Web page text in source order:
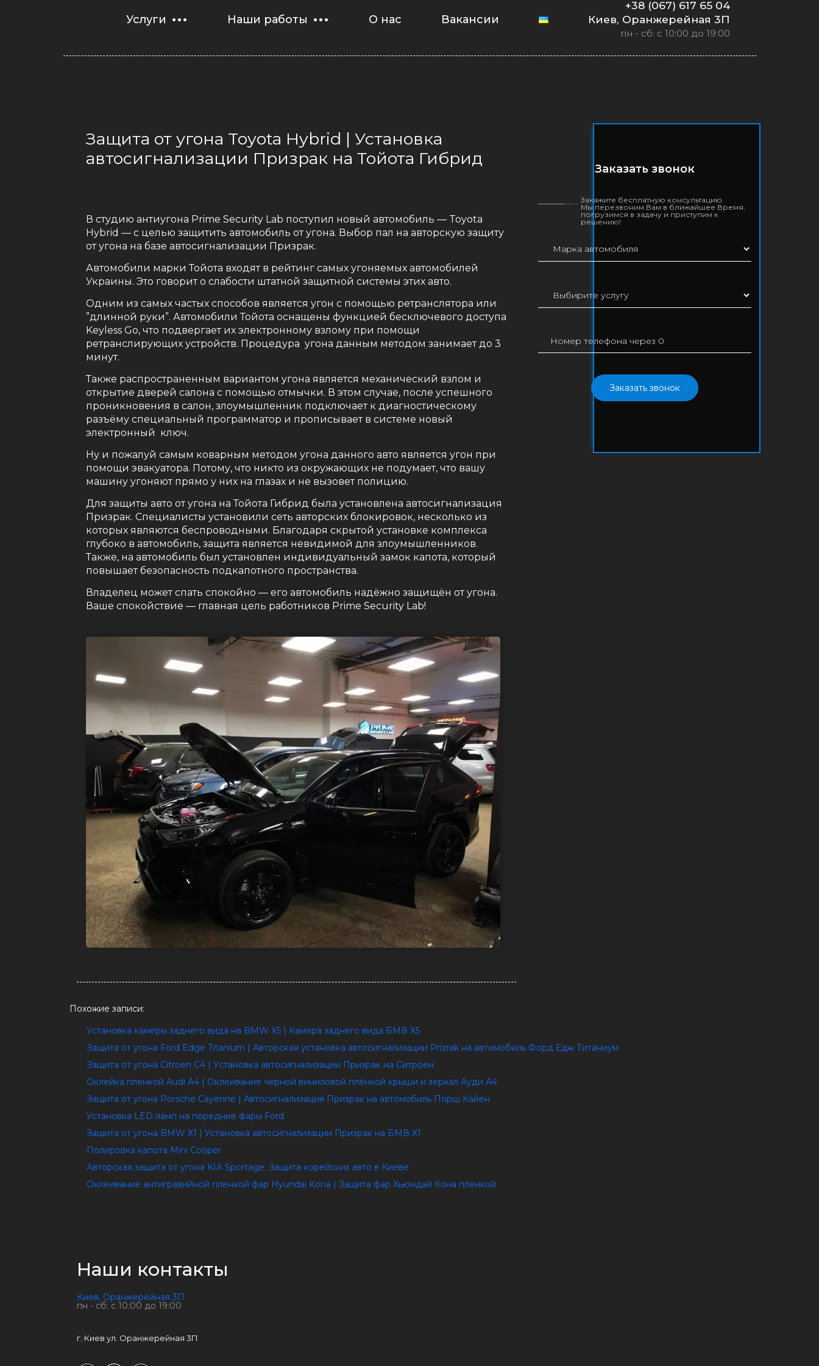
Услуги Наши работы О нас Вакансии
+38 (067) 617 65 04
Киев, Оранжерейная 3П
пн - сб: с 10:00 до 19:00
Защита от угона Toyota Hybrid | Установка
автосигнализации Призрак на Тойота Гибрид
В студию антиугона Prime Security Lab поступил новый автомобиль — Toyota
Hybrid — с целью защитить автомобиль от угона. Выбор пал на авторскую защиту
от угона на базе автосигнализации Призрак.
Автомобили марки Тойота входят в рейтинг самых угоняемых автомобилей
Украины. Это говорит о слабости штатной защитной системы этих авто.
Одним из самых частых способов является угон с помощью ретранслятора или
”длинной руки”. Автомобили Тойота оснащены функцией бесключевого доступа
Keyless Go, что подвергает их электронному взлому при помощи
ретранслирующих устройств. Процедура угона данным методом занимает до 3
минут.
Также распространенным вариантом угона является механический взлом и
открытие дверей салона с помощью отмычки. В этом случае, после успешного
проникновения в салон, злоумышленник подключает к диагностическому
разъёму специальный программатор и прописывает в системе новый
электронный ключ.
Ну и пожалуй самым коварным методом угона данного авто является угон при
помощи эвакуатора. Потому, что никто из окружающих не подумает, что вашу
машину угоняют прямо у них на глазах и не вызовет полицию.
Для защиты авто от угона на Тойота Гибрид была установлена автосигнализация
Призрак. Специалисты установили сеть авторских блокировок, несколько из
которых являются беспроводными. Благодаря скрытой установке комплекса
глубоко в автомобиль, защита является невидимой для злоумышленников.
Также, на автомобиль был установлен индивидуальный замок капота, который
повышает безопасность подкапотного пространства.
Владелец может спать спокойно — его автомобиль надёжно защищён от угона.
Ваше спокойствие — главная цель работников Prime Security Lab!
Заказать звонок
Закажите бесплатную консультацию.
Мы перезвоним Вам в ближайшее Время,
погрузимся в задачу и приступим к
решению!
Заказать звонок
Похожие записи:
Установка камеры заднего вида на BMW X5 | Камера заднего вида БМВ X5
Защита от угона Ford Edge Titanium | Авторская установка автосигнализации Prizrak на автомобиль Форд Едж Титаниум
Защита от угона Citroеn C4 | Установка автосигнализации Призрак на Ситроен
Оклейка пленкой Audi A4 | Оклеивание чёрной виниловой плёнкой крыши и зеркал Ауди А4
Защита от угона Porsche Cayenne | Автосигнализация Призрак на автомобиль Порш Кайен
Установка LED ламп на передние фары Ford
Защита от угона BMW X1 | Установка автосигнализации Призрак на БМВ X1
Полировка капота Mini Cooper
Авторская защита от угона KIA Sportage. Защита корейских авто в Киеве
Оклеивание антигравийной пленкой фар Hyundai Kona | Защита фар Хьюндай Кона пленкой
Наши контакты
Киев, Оранжерейная 3П
пн - сб: с 10:00 до 19:00
г. Киев ул. Оранжерейная 3П